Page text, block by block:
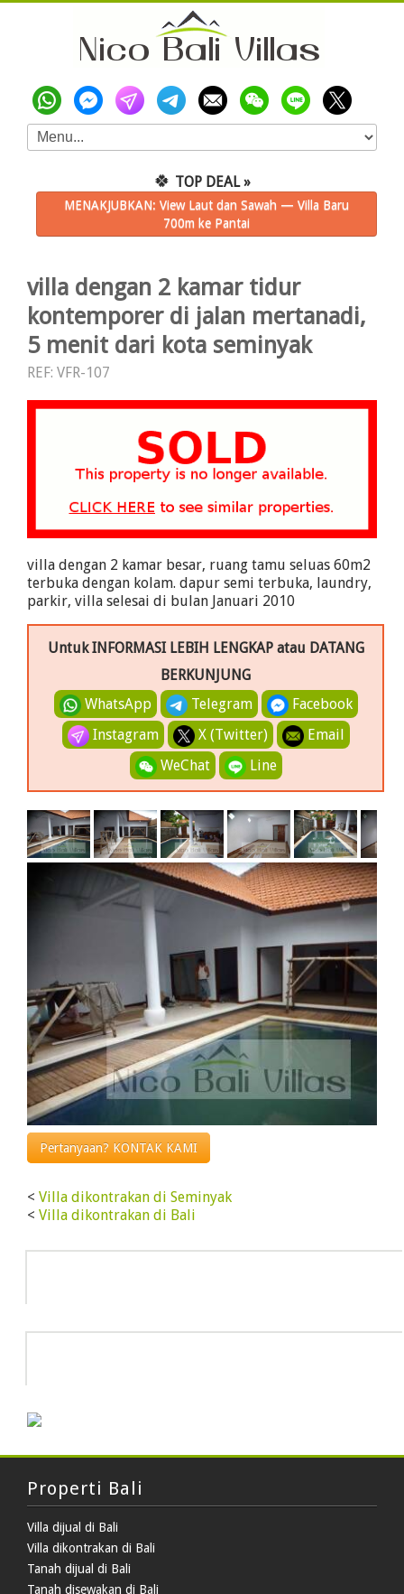
🍀 TOP DEAL »
MENAKJUBKAN: View Laut dan Sawah — Villa Baru
700m ke Pantai
villa dengan 2 kamar tidur
kontemporer di jalan mertanadi,
5 menit dari kota seminyak
REF: VFR-107
villa dengan 2 kamar besar, ruang tamu seluas 60m2
terbuka dengan kolam. dapur semi terbuka, laundry,
parkir, villa selesai di bulan Januari 2010
Untuk INFORMASI LEBIH LENGKAP atau DATANG
BERKUNJUNG
WhatsApp
Telegram
Facebook
Instagram
X (Twitter)
Email
WeChat
Line
Pertanyaan? KONTAK KAMI
< Villa dikontrakan di Seminyak
< Villa dikontrakan di Bali
Properti Bali
Villa dijual di Bali
Villa dikontrakan di Bali
Tanah dijual di Bali
Tanah disewakan di Bali